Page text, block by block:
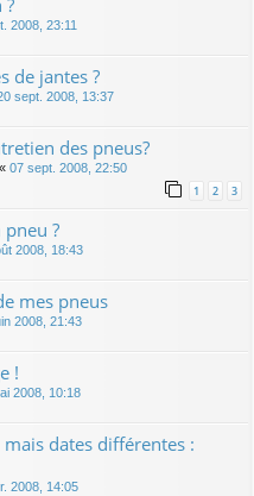
?
2008, 23:11
de jantes ?
sept. 2008, 13:37
des pneus?
« 07 sept. 2008, 22:50
1 2 3
?
2008, 18:43
mes pneus
2008, 21:43
!
2008, 10:18
dates différentes :
2008, 14:05